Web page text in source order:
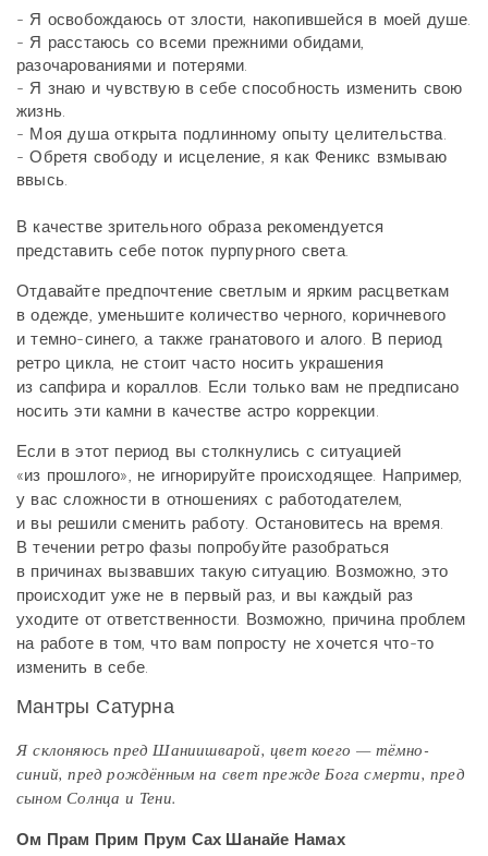
- Я освобождаюсь от злости, накопившейся в моей душе.
- Я расстаюсь со всеми прежними обидами,
разочарованиями и потерями.
- Я знаю и чувствую в себе способность изменить свою
жизнь.
- Моя душа открыта подлинному опыту целительства.
- Обретя свободу и исцеление, я как Феникс взмываю
ввысь.
В качестве зрительного образа рекомендуется
представить себе поток пурпурного света.
Отдавайте предпочтение светлым и ярким расцветкам
в одежде, уменьшите количество черного, коричневого
и темно-синего, а также гранатового и алого. В период
ретро цикла, не стоит часто носить украшения
из сапфира и кораллов. Если только вам не предписано
носить эти камни в качестве астро коррекции.
Если в этот период вы столкнулись с ситуацией
«из прошлого», не игнорируйте происходящее. Например,
у вас сложности в отношениях с работодателем,
и вы решили сменить работу. Остановитесь на время.
В течении ретро фазы попробуйте разобраться
в причинах вызвавших такую ситуацию. Возможно, это
происходит уже не в первый раз, и вы каждый раз
уходите от ответственности. Возможно, причина проблем
на работе в том, что вам попросту не хочется что-то
изменить в себе.
Мантры Сатурна
Я склоняюсь пред Шаниишварой, цвет коего — тёмно-
синий, пред рождённым на свет прежде Бога смерти, пред
сыном Солнца и Тени.
Ом Прам Прим Прум Сах Шанайе Намах